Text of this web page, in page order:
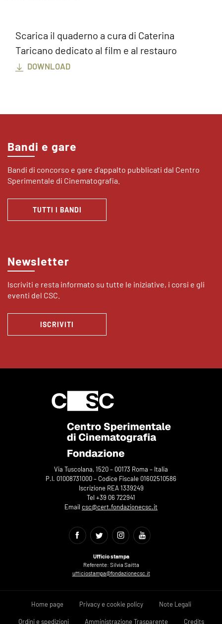
Scarica il quaderno a cura di Caterina
Taricano dedicato al film e al restauro
DOWNLOAD
Bandi e gare
Bandi di concorso e gare d’appalto pubblicati dal Centro
Sperimentale di Cinematografia.
TUTTI I BANDI
Newsletter
Iscriviti e resta informato su tutte le iniziative, i corsi e gli
eventi del CSC.
ISCRIVITI
Via Tuscolana, 1520 – 00173 Roma – Italia
P.I. 01008731000 – Codice Fiscale 01602510586
Iscrizione REA 1339249
Tel +39 06 722941
Email csc@cert.fondazionecsc.it
Ufficio stampa
Referente: Silvia Saitta
ufficiostampa@fondazionecsc.it
Home page Privacy e cookie policy Note Legali
Ordini e spedizioni Amministrazione Trasparente Credits